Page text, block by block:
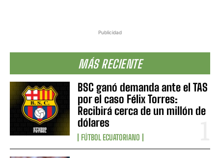
Publicidad
MÁS RECIENTE
BSC ganó demanda ante el TAS
por el caso Félix Torres:
Recibirá cerca de un millón de
dólares
FÚTBOL ECUATORIANO